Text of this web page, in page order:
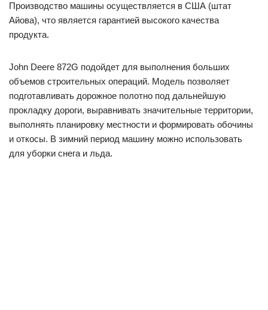
Производство машины осуществляется в США (штат
Айова), что является гарантией высокого качества
продукта.
John Deere 872G подойдет для выполнения больших
объемов строительных операций. Модель позволяет
подготавливать дорожное полотно под дальнейшую
прокладку дороги, выравнивать значительные территории,
выполнять планировку местности и формировать обочины
и откосы. В зимний период машину можно использовать
для уборки снега и льда.